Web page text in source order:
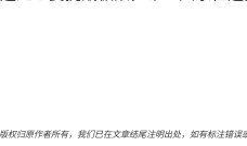
归原作者所有，我们已在文章结尾注明出处，如有标注错误